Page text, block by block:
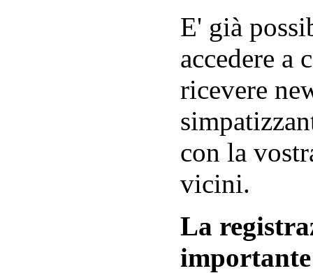
E' già
accedere a
ricevere
con la
vicini.
La